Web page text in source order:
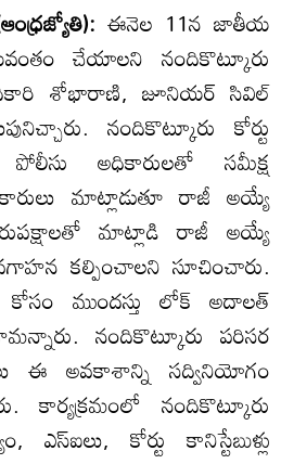
ఈనెల 11న జాతీయ
చేయాలని నందికొట్కూరు
శోభారాణి, జూనియర్‌ సివిల్‌
నందికొట్కూరు కోర్టు
అధికారులతో సమీక్ష
మాట్లాడుతూ రాజీ అయ్యే
మాట్లాడి రాజీ అయ్యే
కల్పించాలని సూచించారు.
ముందస్తు లోక్‌ అదాలత్‌
నందికొట్కూరు పరిసర
ఈ అవకాశాన్ని సద్వినియోగం
కార్యక్రమంలో నందికొట్కూరు
ఎస్‌ఐలు, కోర్టు కానిస్టేబుళ్లు